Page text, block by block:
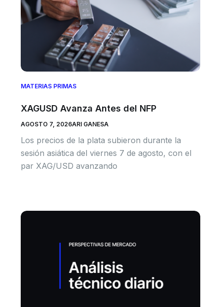
MATERIAS PRIMAS
XAGUSD Avanza Antes del NFP
AGOSTO 7, 2026ARI GANESA
Los precios de la plata subieron durante la
sesión asiática del viernes 7 de agosto, con el
par XAG/USD avanzando